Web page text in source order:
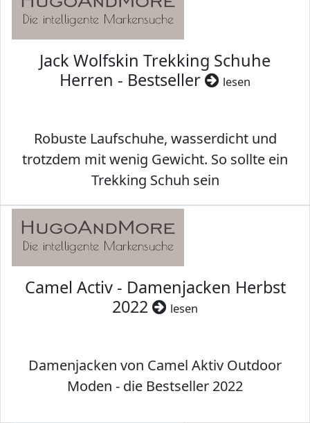
Jack Wolfskin Trekking Schuhe
Herren - Bestseller
lesen
Robuste Laufschuhe, wasserdicht und
trotzdem mit wenig Gewicht. So sollte ein
Trekking Schuh sein
Camel Activ - Damenjacken Herbst
2022
lesen
Damenjacken von Camel Aktiv Outdoor
Moden - die Bestseller 2022